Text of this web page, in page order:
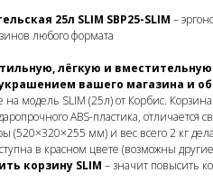
25л SLIM SBP25-SLIM –
любого формата
лёгкую и
вашего магазина и
модель SLIM (25л) от Корбис.
ABS-пластика,
(520×320×255 мм) и вес всего 2 кг
в красном цвете (возможны
корзину SLIM – значит повысить